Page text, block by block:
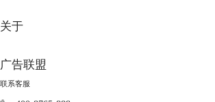
除即可。
2.卸载虚拟机软件
关于
广告联盟
联系客服